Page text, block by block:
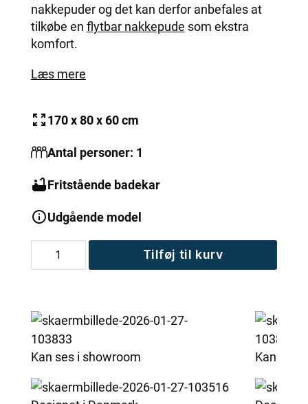
nakkepuder og det kan derfor anbefales at
tilkøbe en flytbar nakkepude som ekstra
komfort.
Læs mere
170 x 80 x 60 cm
Antal personer: 1
Fritstående badekar
Udgående model
antal
Tilføj til kurv
Kan ses i showroom Kan ses